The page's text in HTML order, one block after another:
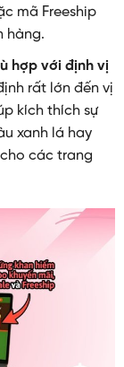
mã Freeship
hàng.
hợp với định vị
rất lớn đến vị
kích thích sự
xanh lá hay
các trang